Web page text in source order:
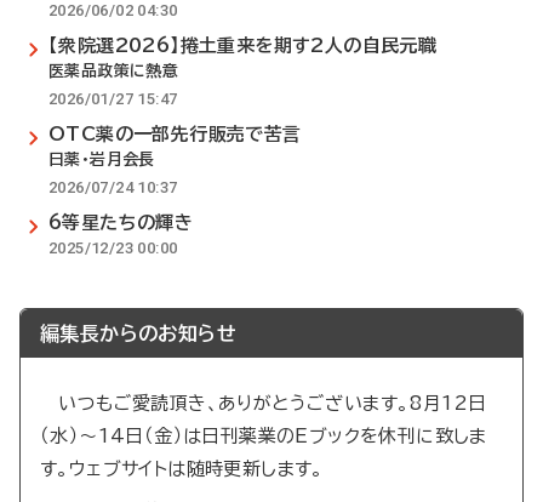
2026/06/02 04:30
【衆院選2026】捲土重来を期す2人の自民元職
医薬品政策に熱意
2026/01/27 15:47
OTC薬の一部先行販売で苦言
日薬・岩月会長
2026/07/24 10:37
6等星たちの輝き
2025/12/23 00:00
編集長からのお知らせ
いつもご愛読頂き、ありがとうございます。8月12日
（水）～14日（金）は日刊薬業のEブックを休刊に致しま
す。ウェブサイトは随時更新します。